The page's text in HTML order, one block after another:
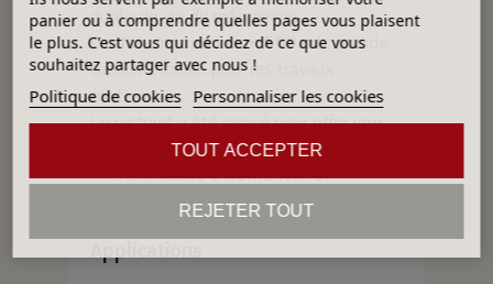
durée de vie du mécanisme.
Godet en aluminium 500 ml: grande
capacité, idéale pour les travaux
continus.
Le pistolet a été pensé pour offrirune
grande précision d’application
en étantfacile à démonter et
après usage.
panier ou à comprendre quelles pages vous plaisent
le plus. C'est vous qui décidez de ce que vous
souhaitez partager avec nous !
Politique de cookies Personnaliser les cookies
REJETER TOUT
TOUT ACCEPTER